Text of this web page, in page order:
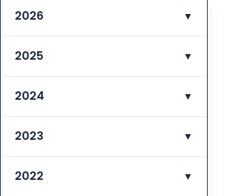
2026 ▼
2025 ▼
2024 ▼
2023 ▼
2022 ▼